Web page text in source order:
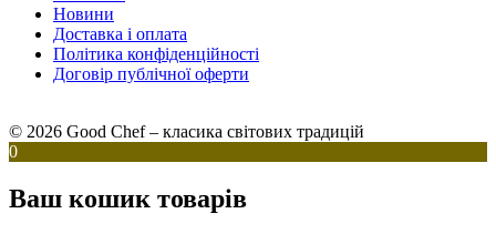
Новини
Доставка і оплата
Політика конфіденційності
Договір публічної оферти
© 2026 Good Chef – класика світових традицій
0
Ваш кошик товарів